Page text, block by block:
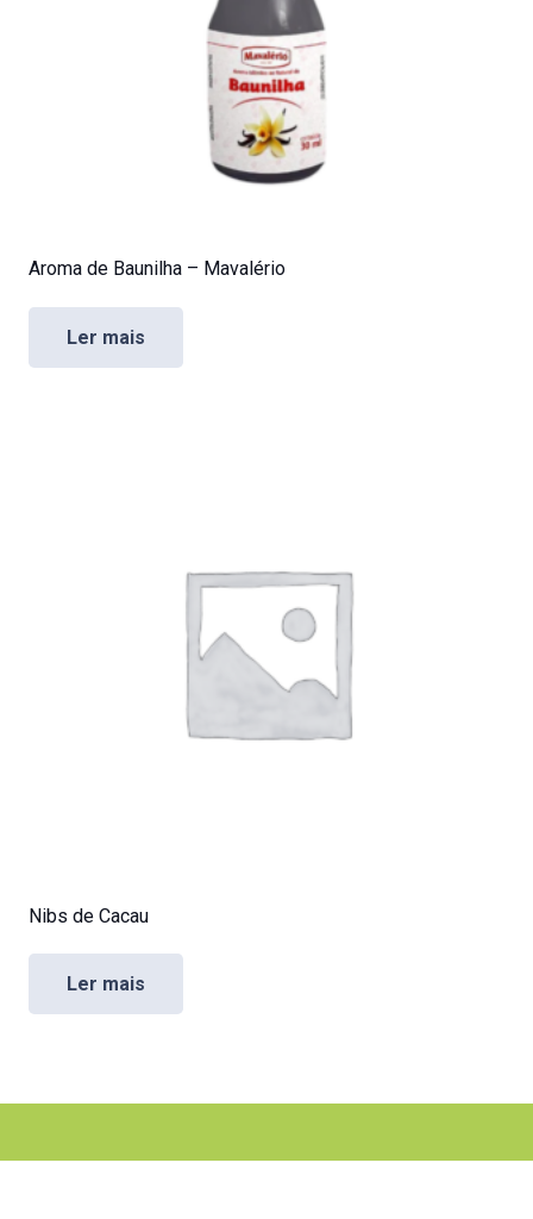
Aroma de Baunilha – Mavalério
Ler mais
Nibs de Cacau
Ler mais